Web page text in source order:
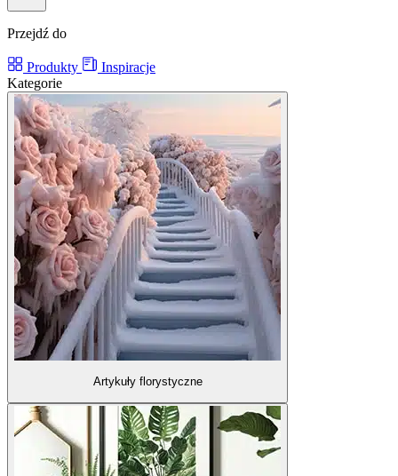
Przejdź do
Produkty
Inspiracje
Kategorie
Artykuły florystyczne